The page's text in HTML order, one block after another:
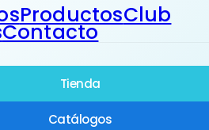
ProductosClub
Contacto
Tienda
Catálogos